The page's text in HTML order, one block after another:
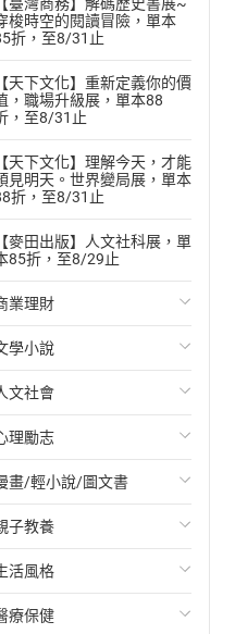
梭時空的閱讀冒險，單本
折，至8/31止
【天下文化】重新定義你的價
，職場升級展，單本88
，至8/31止
【天下文化】理解今天，才能
見明天。世界變局展，單本
折，至8/31止
【麥田出版】人文社科展，單
85折，至8/29止
業理財
投資理財
經濟/趨勢
財務/金融
管理/領導
職場工作術
成功法
行銷/廣告
學小說
歐美文學
日本文學
韓國文學
華文文學
經典文學
成長/家庭生活小說
文社會
國際關係
政治
社會科學
台灣/中國歷史
日/韓歷史
理勵志
心靈成長/情緒
人際關係
兩性關係
心理學
畫/輕小說/圖文書
輕小說
奇幻/科幻
愛情故事
子教養
教育現場
兒童文學/故事
活風格
飲食/食譜
療保健